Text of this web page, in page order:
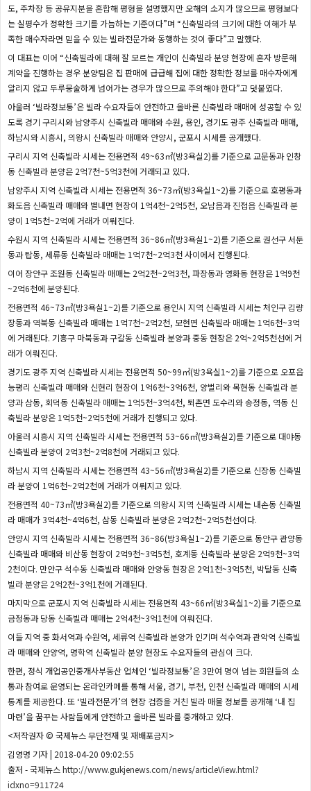
도, 주차장 등 공유지분을 혼합해 평형을 설명했지만 오해의 소지가 많으므로 평형보다
는 실평수가 정확한 크기를 가늠하는 기준이다”며 “신축빌라의 크기에 대한 이해가 부
족한 매수자라면 믿을 수 있는 빌라전문가와 동행하는 것이 좋다”고 말했다.
이 대표는 이어 “신축빌라에 대해 잘 모르는 개인이 신축빌라 분양 현장에 혼자 방문해
계약을 진행하는 경우 분양팀은 집 판매에 급급해 집에 대한 정확한 정보를 매수자에게
알리지 않고 두루뭉술하게 넘어가는 경우가 많으므로 주의해야 한다”고 덧붙였다.
아울러 ‘빌라정보통’은 빌라 수요자들이 안전하고 올바른 신축빌라 매매에 성공할 수 있
도록 경기 구리시와 남양주시 신축빌라 매매와 수원, 용인, 경기도 광주 신축빌라 매매,
하남시와 시흥시, 의왕시 신축빌라 매매와 안양시, 군포시 시세를 공개했다.
구리시 지역 신축빌라 시세는 전용면적 49~63㎡(방3욕실2)를 기준으로 교문동과 인창
동 신축빌라 분양은 2억7천~5억3천에 거래되고 있다.
남양주시 지역 신축빌라 시세는 전용면적 36~73㎡(방3욕실1~2)를 기준으로 호평동과
화도읍 신축빌라 매매와 별내면 현장이 1억4천~2억5천, 오남읍과 진접읍 신축빌라 분
양이 1억5천~2억에 거래가 이뤄진다.
수원시 지역 신축빌라 시세는 전용면적 36~86㎡(방3욕실1~2)를 기준으로 권선구 서둔
동과 탑동, 세류동 신축빌라 매매는 1억7천~2억3천 사이에서 진행된다.
이어 장안구 조원동 신축빌라 매매는 2억2천~2억3천, 파장동과 영화동 현장은 1억9천
~2억6천에 분양된다.
전용면적 46~73㎡(방3욕실1~2)를 기준으로 용인시 지역 신축빌라 시세는 처인구 김량
장동과 역북동 신축빌라 매매는 1억7천~2억2천, 모현면 신축빌라 매매는 1억6천~3억
에 거래된다. 기흥구 마북동과 구갈동 신축빌라 분양과 중동 현장은 2억~2억5천선에 거
래가 이뤄진다.
경기도 광주 지역 신축빌라 시세는 전용면적 50~99㎡(방3욕실1~2)를 기준으로 오포읍
능평리 신축빌라 매매와 신현리 현장이 1억6천~3억6천, 양벌리와 목현동 신축빌라 분
양과 삼동, 회덕동 신축빌라 매매는 1억5천~3억4천, 퇴촌면 도수리와 송정동, 역동 신
축빌라 분양은 1억5천~2억5천에 거래가 진행되고 있다.
아울러 시흥시 지역 신축빌라 시세는 전용면적 53~66㎡(방3욕실2)를 기준으로 대야동
신축빌라 분양이 2억3천~2억8천에 거래되고 있다.
하남시 지역 신축빌라 시세는 전용면적 43~56㎡(방3욕실2)를 기준으로 신장동 신축빌
라 분양이 1억6천~2억2천에 거래가 이뤄지고 있다.
전용면적 40~73㎡(방3욕실2)를 기준으로 의왕시 지역 신축빌라 시세는 내손동 신축빌
라 매매가 3억4천~4억6천, 삼동 신축빌라 분양은 2억2천~2억5천선이다.
안양시 지역 신축빌라 시세는 전용면적 36~86(방3욕실1~2)를 기준으로 동안구 관양동
신축빌라 매매와 비산동 현장이 2억9천~3억5천, 호계동 신축빌라 분양은 2억9천~3억
2천이다. 만안구 석수동 신축빌라 매매와 안양동 현장은 2억1천~3억5천, 박달동 신축
빌라 분양은 2억2천~3억1천에 거래된다.
마지막으로 군포시 지역 신축빌라 시세는 전용면적 43~66㎡(방3욕실1~2)를 기준으로
금정동과 당동 신축빌라 매매는 2억4천~3억1천에 이뤄진다.
이들 지역 중 화서역과 수원역, 세류역 신축빌라 분양가 인기며 석수역과 관악역 신축빌
라 매매와 안양역, 명학역 신축빌라 분양 현장도 수요자들의 관심이 크다.
한편, 정식 개업공인중개사부동산 업체인 ‘빌라정보통’은 3만여 명이 넘는 회원들의 소
통과 참여로 운영되는 온라인카페를 통해 서울, 경기, 부천, 인천 신축빌라 매매의 시세
통계를 제공한다. 또 ‘빌라전문가’의 현장 검증을 거친 빌라 매물 정보를 공개해 ‘내 집
마련’을 꿈꾸는 사람들에게 안전하고 올바른 빌라를 중개하고 있다.
<저작권자 © 국제뉴스 무단전재 및 재배포금지>
김영명 기자 | 2018-04-20 09:02:55
출저 - 국제뉴스 http://www.gukjenews.com/news/articleView.html?
idxno=911724